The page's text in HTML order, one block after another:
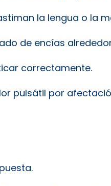
la lengua o la
de encías
correctamente.
pulsátil por